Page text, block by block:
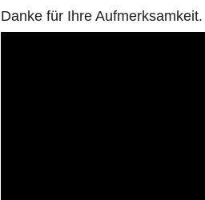
Danke für Ihre Aufmerksamkeit.